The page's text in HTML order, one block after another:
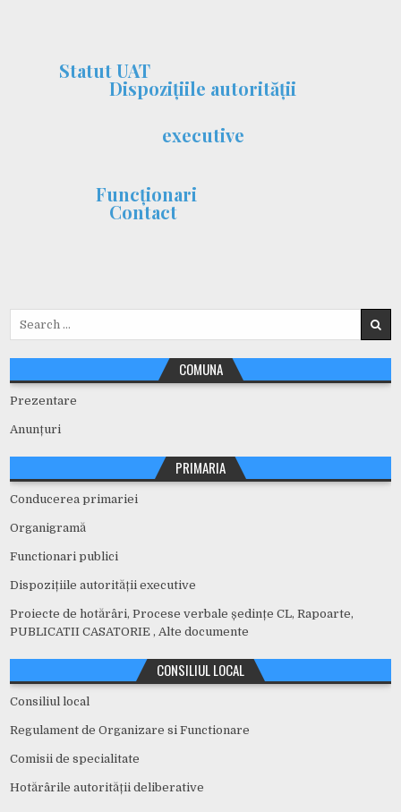
Statut UAT
Dispozițiile autorității
executive
Funcționari
Contact
COMUNA
Prezentare
Anunțuri
PRIMARIA
Conducerea primariei
Organigramă
Functionari publici
Dispozițiile autorității executive
Proiecte de hotărâri, Procese verbale ședințe CL, Rapoarte,
PUBLICATII CASATORIE , Alte documente
CONSILIUL LOCAL
Consiliul local
Regulament de Organizare si Functionare
Comisii de specialitate
Hotărârile autorității deliberative